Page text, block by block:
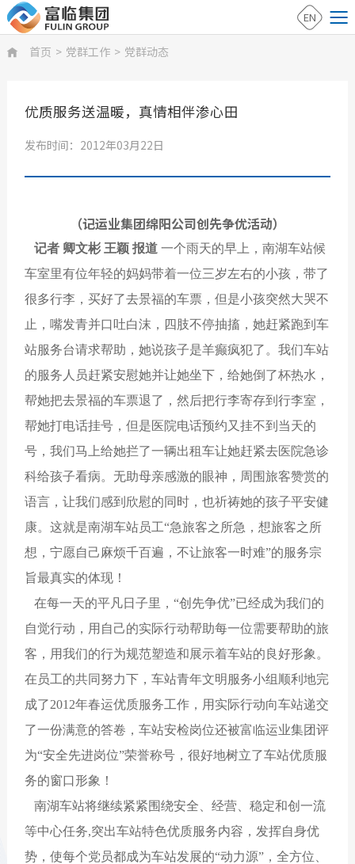
EN
 首页 > 党群工作 > 党群动态
优质服务送温暖，真情相伴渗心田
发布时间：2012年03月22日
（记运业集团绵阳公司创先争优活动）
记者 卿文彬 王颖 报道 一个雨天的早上，南湖车站候
车室里有位年轻的妈妈带着一位三岁左右的小孩，带了
很多行李，买好了去景福的车票，但是小孩突然大哭不
止，嘴发青并口吐白沫，四肢不停抽搐，她赶紧跑到车
站服务台请求帮助，她说孩子是羊癫疯犯了。我们车站
的服务人员赶紧安慰她并让她坐下，给她倒了杯热水，
帮她把去景福的车票退了，然后把行李寄存到行李室，
帮她打电话挂号，但是医院电话预约又挂不到当天的
号，我们马上给她拦了一辆出租车让她赶紧去医院急诊
科给孩子看病。无助母亲感激的眼神，周围旅客赞赏的
语言，让我们感到欣慰的同时，也祈祷她的孩子平安健
康。这就是南湖车站员工“急旅客之所急，想旅客之所
想，宁愿自己麻烦千百遍，不让旅客一时难”的服务宗
旨最真实的体现！
在每一天的平凡日子里，“创先争优”已经成为我们的
自觉行动，用自己的实际行动帮助每一位需要帮助的旅
客，用我们的行为规范塑造和展示着车站的良好形象。
在员工的共同努力下，车站青年文明服务小组顺利地完
成了2012年春运优质服务工作，用实际行动向车站递交
了一份满意的答卷，车站安检岗位还被富临运业集团评
为“安全先进岗位”荣誉称号，很好地树立了车站优质服
务的窗口形象！
南湖车站将继续紧紧围绕安全、经营、稳定和创一流
等中心任务,突出车站特色优质服务内容，发挥自身优
势，使每个党员都成为车站发展的“动力源”，全方位、